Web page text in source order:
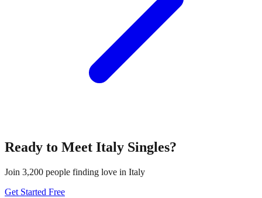
Ready to Meet Italy Singles?
Join 3,200 people finding love in Italy
Get Started Free